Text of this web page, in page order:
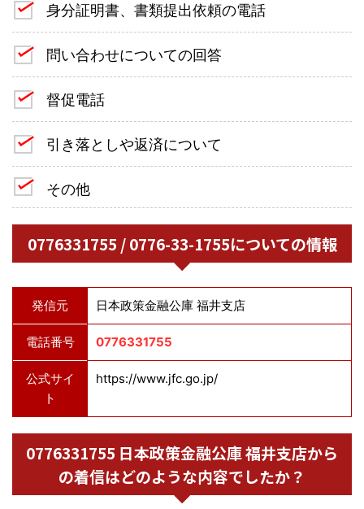
身分証明書、書類提出依頼の電話
問い合わせについての回答
督促電話
引き落としや返済について
その他
0776331755 / 0776-33-1755についての情報
発信元 日本政策金融公庫 福井支店
電話番号 0776331755
公式サイ
ト
https://www.jfc.go.jp/
0776331755 日本政策金融公庫 福井支店から
の着信はどのような内容でしたか？